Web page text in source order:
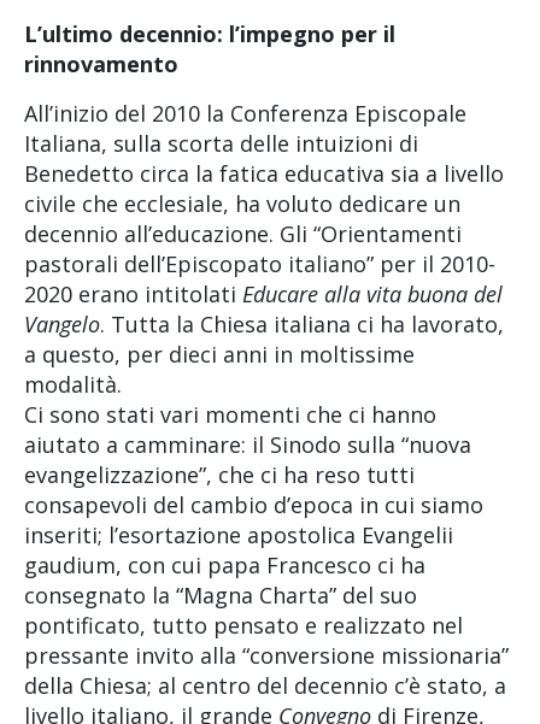
L’ultimo decennio: l’impegno per il
rinnovamento
All’inizio del 2010 la Conferenza Episcopale
Italiana, sulla scorta delle intuizioni di
Benedetto circa la fatica educativa sia a livello
civile che ecclesiale, ha voluto dedicare un
decennio all’educazione. Gli “Orientamenti
pastorali dell’Episcopato italiano” per il 2010-
2020 erano intitolati Educare alla vita buona del
Vangelo. Tutta la Chiesa italiana ci ha lavorato,
a questo, per dieci anni in moltissime
modalità.
Ci sono stati vari momenti che ci hanno
aiutato a camminare: il Sinodo sulla “nuova
evangelizzazione”, che ci ha reso tutti
consapevoli del cambio d’epoca in cui siamo
inseriti; l’esortazione apostolica Evangelii
gaudium, con cui papa Francesco ci ha
consegnato la “Magna Charta” del suo
pontificato, tutto pensato e realizzato nel
pressante invito alla “conversione missionaria”
della Chiesa; al centro del decennio c’è stato, a
livello italiano, il grande Convegno di Firenze,